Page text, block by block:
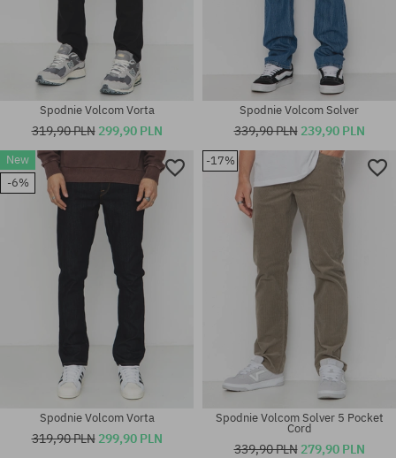
Dostępne rozmiary:
30X32; 31X32; 32X32; 34X32;
34X34; 36X34
30X32; 31X32; 32X32; 32X34;
33X32; 33X34; 34X32; 34X34;
36X34; 38X34
Spodnie Volcom Vorta
319,90 PLN 299,90 PLN
Spodnie Volcom Solver
339,90 PLN 239,90 PLN
New
-6%
Spodnie Volcom Vorta
319,90 PLN 299,90 PLN
-17%
Spodnie Volcom Solver 5 Pocket
Cord
339,90 PLN 279,90 PLN